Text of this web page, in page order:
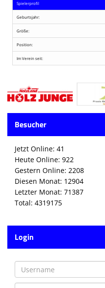
Spielerprofil
Geburtsjahr:
Größe:
Position:
Im Verein seit:
Besucher
Jetzt Online: 41
Heute Online: 922
Gestern Online: 2208
Diesen Monat: 12904
Letzter Monat: 71387
Total: 4319175
Login